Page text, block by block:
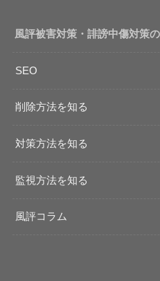
風評被害対策・誹謗中傷対策
SEO
削除方法を知る
対策方法を知る
監視方法を知る
風評コラム